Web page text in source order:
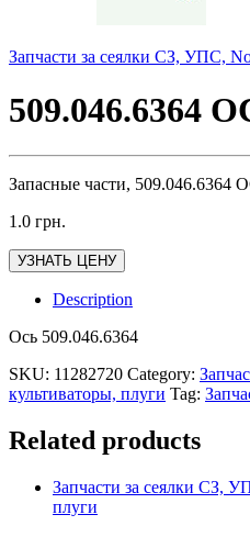
Запчасти за сеялки СЗ, УПС,
509.046.6364
Запасные части, 509.046.6364
1.0 грн.
УЗНАТЬ ЦЕНУ
Description
Ось 509.046.6364
SKU: 11282720 Category:
культиваторы, плуги Tag:
Related products
Запчасти за сеялки СЗ,
плуги